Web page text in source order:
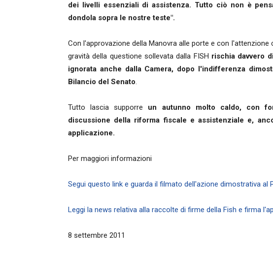
dei livelli essenziali di assistenza. Tutto ciò non è
dondola sopra le nostre teste".
Con l'approvazione della Manovra alle porte e con
gravità della questione sollevata dalla FISH rischia davvero
ignorata anche dalla Camera, dopo l'indifferenza
Bilancio del Senato.
Tutto lascia supporre un autunno molto caldo, con
discussione della riforma fiscale e assistenziale e,
applicazione.
Per maggiori informazioni
Segui questo link e guarda il filmato dell'azione dimostrativa al
Leggi la news relativa alla raccolte di firme della Fish e firma
8 settembre 2011